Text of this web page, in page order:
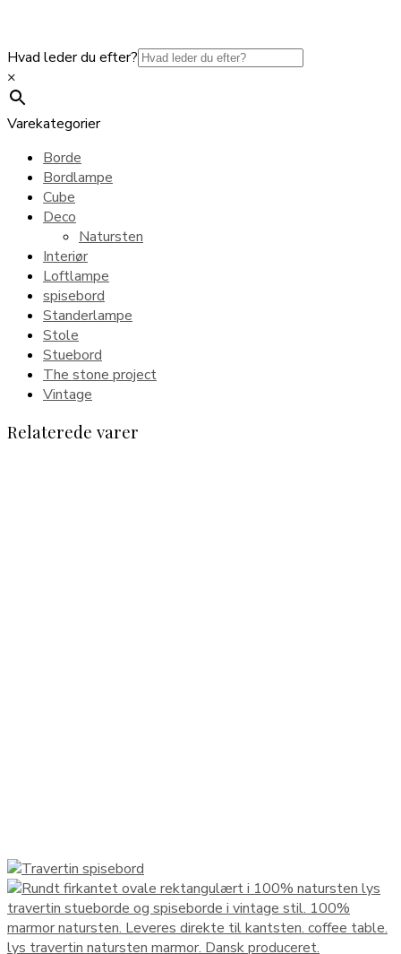
Hvad leder du efter?
×
Varekategorier
Borde
Bordlampe
Cube
Deco
Natursten
Interiør
Loftlampe
spisebord
Standerlampe
Stole
Stuebord
The stone project
Vintage
Relaterede varer